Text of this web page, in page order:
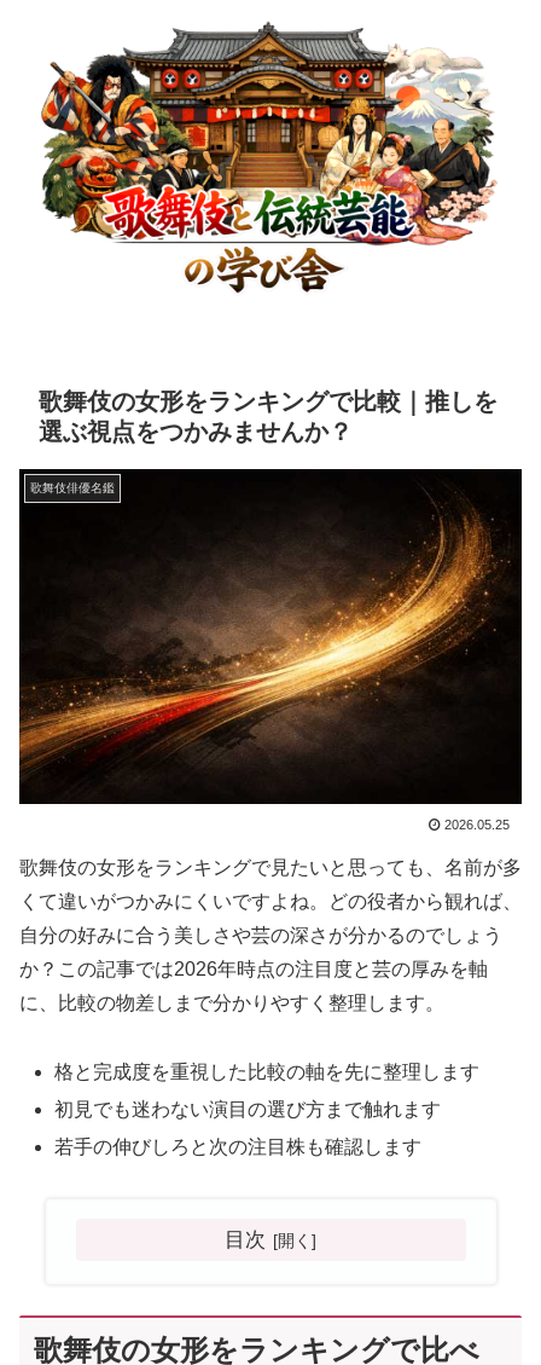
歌舞伎の女形をランキングで比較｜推しを
選ぶ視点をつかみませんか？
歌舞伎俳優名鑑
2026.05.25
歌舞伎の女形をランキングで見たいと思っても、名前が多
くて違いがつかみにくいですよね。どの役者から観れば、
自分の好みに合う美しさや芸の深さが分かるのでしょう
か？この記事では2026年時点の注目度と芸の厚みを軸
に、比較の物差しまで分かりやすく整理します。
格と完成度を重視した比較の軸を先に整理します
初見でも迷わない演目の選び方まで触れます
若手の伸びしろと次の注目株も確認します
目次
歌舞伎の女形をランキングで比べ